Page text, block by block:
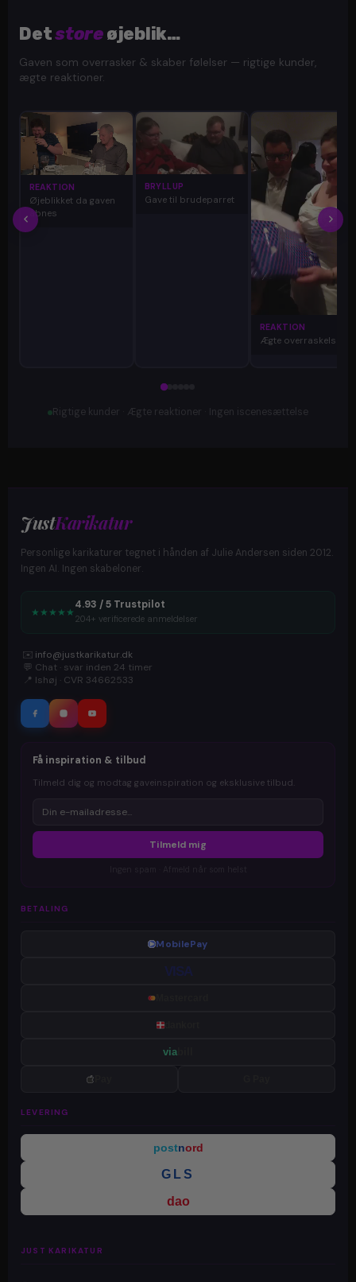
Detstoreøjeblik…
Gaven som overrasker & skaber følelser — rigtige kunder,
ægte reaktioner.
REAKTION
Øjeblikket da gaven
åbnes
BRYLLUP
Gave til brudeparret
REAKTION
Ægte overraskelse
Rigtige kunder · Ægte reaktioner · Ingen iscenesættelse
JustKarikatur
Personlige karikaturer tegnet i hånden af Julie Andersen siden 2012.
Ingen AI. Ingen skabeloner.
★ ★ ★ ★ ★
4.93 / 5 Trustpilot
204+ verificerede anmeldelser
✉️ info@justkarikatur.dk
💬 Chat · svar inden 24 timer
📍 Ishøj · CVR 34662533
Få inspiration & tilbud
Tilmeld dig og modtag gaveinspiration og eksklusive tilbud.
Tilmeld mig
JUST KARIKATUR
BETALING
MobilePay
VISA
via
LEVERING
postnord
GLS
dao